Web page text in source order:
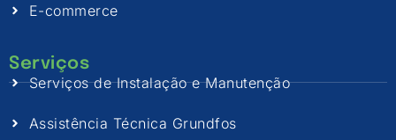
E-commerce
Serviços
Serviços de Instalação e Manutenção
Assistência Técnica Grundfos